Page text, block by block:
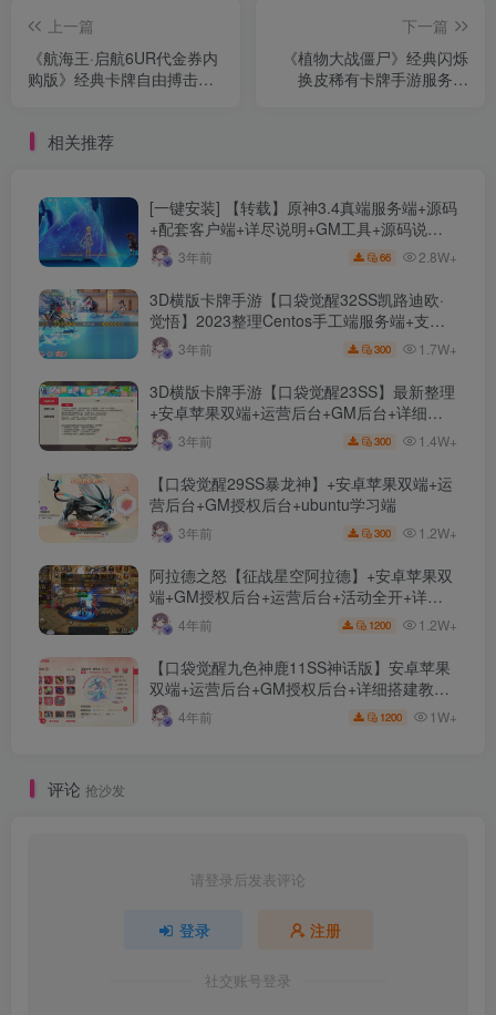
上一篇
《航海王·启航6UR代金券内
购版》经典卡牌自由搏击手
建教程
下一篇
《植物大战僵尸》经典闪烁
换皮稀有卡牌手游服务端
相关推荐
[一键安装] 【转载】原神3.4真端服务端+源码
+配套客户端+详尽说明+GM工具+源码说明
文件3年前 66 2.8W+
3D横版卡牌手游【口袋觉醒32SS凯路迪欧·
觉悟】2023整理Centos手工端服务端+支付
对接+安卓苹果双端+运营后台+GM授权后台
+代理后台
3年前 300 1.7W+
3D横版卡牌手游【口袋觉醒23SS】最新整理
+安卓苹果双端+运营后台+GM后台+详细搭
建教程3年前 300 1.4W+
【口袋觉醒29SS暴龙神】+安卓苹果双端+运
营后台+GM授权后台+ubuntu学习端
3年前 300 1.2W+
阿拉德之怒【征战星空阿拉德】+安卓苹果双
端+GM授权后台+运营后台+活动全开+详细
教程 4年前 1200 1.2W+
【口袋觉醒九色神鹿11SS神话版】安卓苹果
双端+运营后台+GM授权后台+详细搭建教
程。 4年前 1200 1W+
评论 抢沙发
请登录后发表评论
登录 注册
社交账号登录